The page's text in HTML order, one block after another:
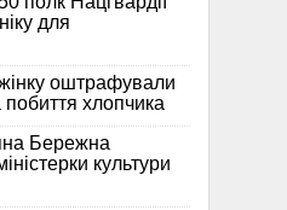
для
оштрафували
хлопчика
Бережна
культури